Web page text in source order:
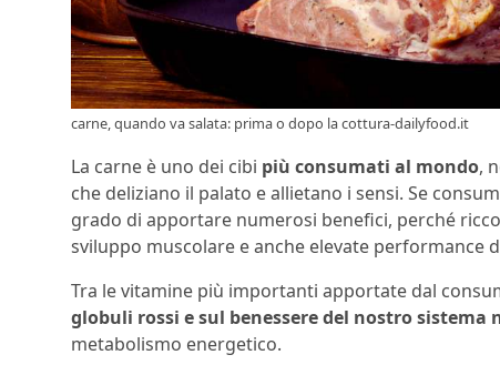
carne, quando va salata: prima o dopo la cottura-dailyfood.it
La carne è uno dei cibi più consumati al mondo,
che deliziano il palato e allietano i sensi. Se
grado di apportare numerosi benefici, perché
sviluppo muscolare e anche elevate performance
Tra le vitamine più importanti apportate dal
globuli rossi e sul benessere del nostro sistema
metabolismo energetico.